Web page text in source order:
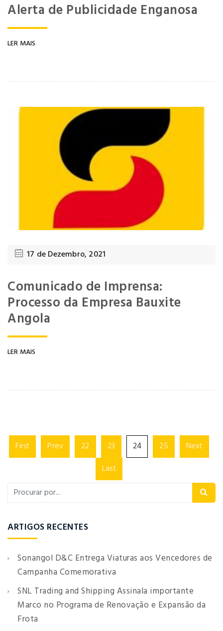
Alerta de Publicidade Enganosa
LER MAIS
17 de Dezembro, 2021
Comunicado de Imprensa:
Processo da Empresa Bauxite
Angola
LER MAIS
First Prev 22 23 24 25
Next
Last
ARTIGOS RECENTES
Sonangol D&C Entrega Viaturas aos Vencedores de
Campanha Comemorativa
SNL Trading and Shipping Assinala importante
Marco no Programa de Renovação e Expansão da
Frota